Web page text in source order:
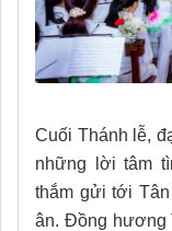
Cuối Thánh lễ,
những lời tâm
thắm gửi tới
ân. Đồng hương